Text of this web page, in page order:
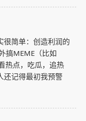
很简单：创造利润的
搞MEME（比如
热点，吃瓜，追热
还记得最初我预警